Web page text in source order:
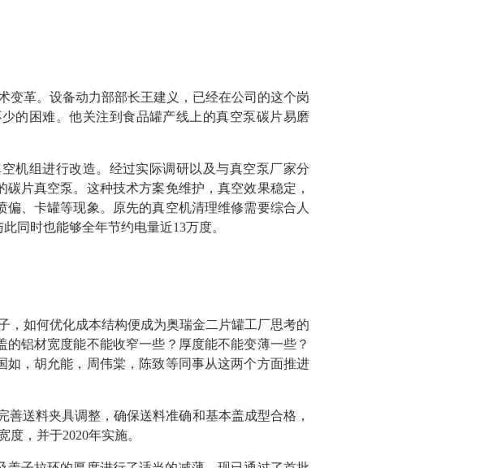
变革。设备动力部部长王建义，已经在公司的这个岗
的困难。他关注到食品罐产线上的真空泵碳片易磨
机组进行改造。经过实际调研以及与真空泵厂家分
片真空泵。这种技术方案免维护，真空效果稳定，
、卡罐等现象。原先的真空机清理维修需要综合人
同时也能够全年节约电量近13万度。
，如何优化成本结构便成为奥瑞金二片罐工厂思考的
铝材宽度能不能收窄一些？厚度能不能变薄一些？
，胡允能，周伟棠，陈致等同事从这两个方面推进
送料夹具调整，确保送料准确和基本盖成型合格，
，并于2020年实施。